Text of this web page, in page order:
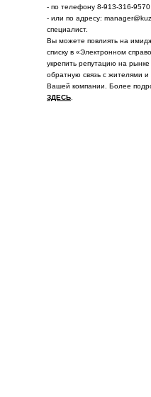
- по телефону 8-913-316-9570
- или по адресу:
специалист.
Вы можете повлиять на
списку в «Электронном
укрепить репутацию на
обратную связь с жителями и
Вашей компании. Более
ЗДЕСЬ